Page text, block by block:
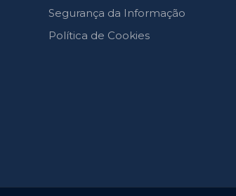
Segurança da Informação
Política de Cookies